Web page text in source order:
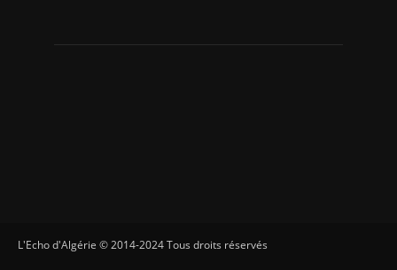
L'Echo d'Algérie © 2014-2024 Tous droits réservés